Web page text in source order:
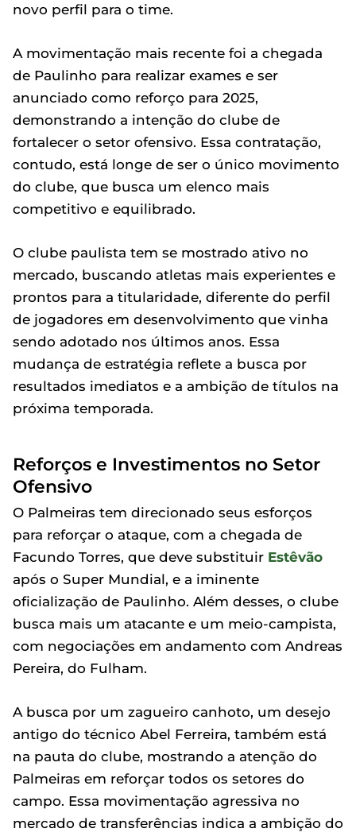
novo perfil para o time.
A movimentação mais recente foi a chegada
de Paulinho para realizar exames e ser
anunciado como reforço para 2025,
demonstrando a intenção do clube de
fortalecer o setor ofensivo. Essa contratação,
contudo, está longe de ser o único movimento
do clube, que busca um elenco mais
competitivo e equilibrado.
O clube paulista tem se mostrado ativo no
mercado, buscando atletas mais experientes e
prontos para a titularidade, diferente do perfil
de jogadores em desenvolvimento que vinha
sendo adotado nos últimos anos. Essa
mudança de estratégia reflete a busca por
resultados imediatos e a ambição de títulos na
próxima temporada.
Reforços e Investimentos no Setor
Ofensivo
O Palmeiras tem direcionado seus esforços
para reforçar o ataque, com a chegada de
Facundo Torres, que deve substituir Estêvão
após o Super Mundial, e a iminente
oficialização de Paulinho. Além desses, o clube
busca mais um atacante e um meio-campista,
com negociações em andamento com Andreas
Pereira, do Fulham.
A busca por um zagueiro canhoto, um desejo
antigo do técnico Abel Ferreira, também está
na pauta do clube, mostrando a atenção do
Palmeiras em reforçar todos os setores do
campo. Essa movimentação agressiva no
mercado de transferências indica a ambição do